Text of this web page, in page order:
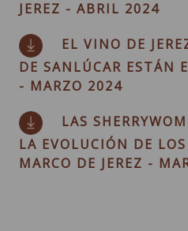
JEREZ - ABRIL 2024
EL VINO DE
DE SANLÚCAR ESTÁN
- MARZO 2024
LAS
LA EVOLUCIÓN DE
MARCO DE JEREZ -